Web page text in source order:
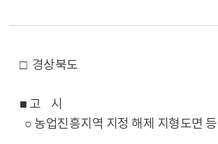
□ 경상북도
■ 고 시
○ 농업진흥지역 지정 해제 지형도면